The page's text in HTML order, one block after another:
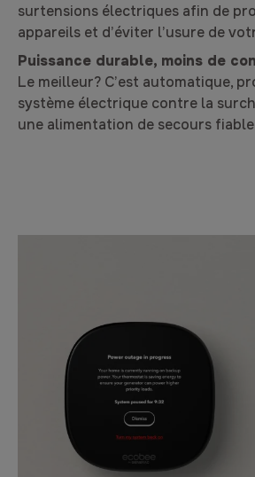
surtensions électriques afin de
appareils et d’éviter l’usure de
Puissance durable, moins de
Le meilleur? C’est automatique,
système électrique contre la
une alimentation de secours